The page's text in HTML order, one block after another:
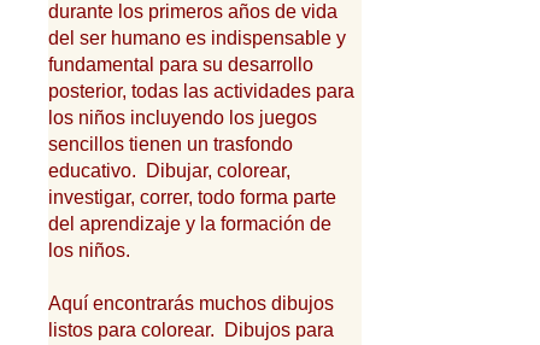
durante los primeros años de vida
del ser humano es indispensable y
fundamental para su desarrollo
posterior, todas las actividades para
los niños incluyendo los juegos
sencillos tienen un trasfondo
educativo. Dibujar, colorear,
investigar, correr, todo forma parte
del aprendizaje y la formación de
los niños.
Aquí encontrarás muchos dibujos
listos para colorear. Dibujos para